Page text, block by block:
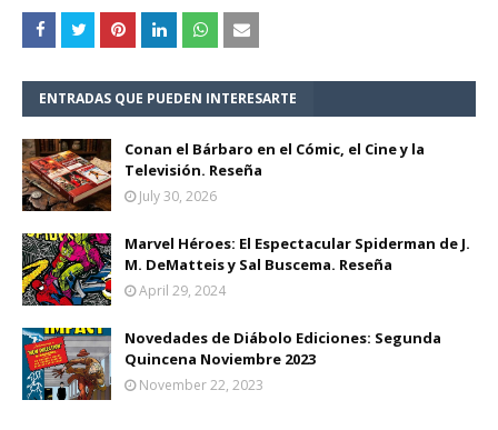
ENTRADAS QUE PUEDEN INTERESARTE
Conan el Bárbaro en el Cómic, el Cine y la
Televisión. Reseña
July 30, 2026
Marvel Héroes: El Espectacular Spiderman de J.
M. DeMatteis y Sal Buscema. Reseña
April 29, 2024
Novedades de Diábolo Ediciones: Segunda
Quincena Noviembre 2023
November 22, 2023